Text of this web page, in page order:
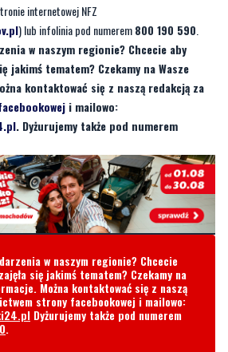
jakimś tematem? Czekamy na Wasze
kontaktować się z naszą redakcją za
i mailowo:
. Dyżurujemy także pod numerem
w naszym regionie? Chcecie
się jakimś tematem? Czekamy na
Można kontaktować się z naszą
Dyżurujemy także pod numerem
.